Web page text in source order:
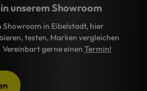
unserem Showroom
Showroom in Eibelstadt, hier
testen, Marken vergleichen
Vereinbart gerne einen Termin!